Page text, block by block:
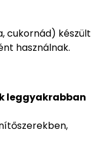
cukornád) készült
használnak.
leggyakrabban